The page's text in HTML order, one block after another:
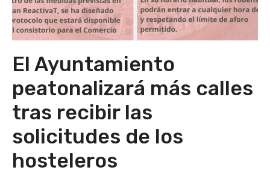
El Ayuntamiento
peatonalizará más calles
tras recibir las
solicitudes de los
hosteleros